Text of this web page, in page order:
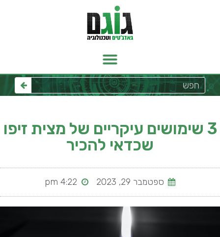
3 שימושים עיקריים של מצית זיפו
שכדאי להכיר
ספטמבר 29, 2023 4:22 pm